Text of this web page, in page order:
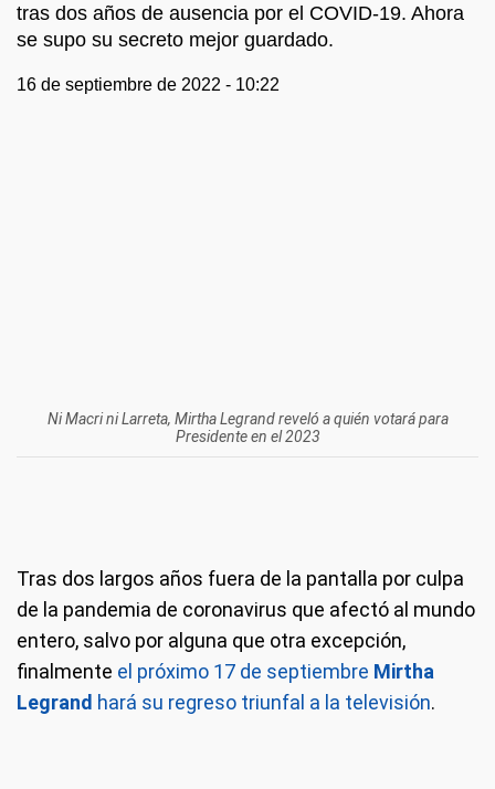
tras dos años de ausencia por el COVID-19. Ahora
se supo su secreto mejor guardado.
16 de septiembre de 2022 - 10:22
Ni Macri ni Larreta, Mirtha Legrand reveló a quién votará para
Presidente en el 2023
Tras dos largos años fuera de la pantalla por culpa
de la pandemia de coronavirus que afectó al mundo
entero, salvo por alguna que otra excepción,
finalmente el próximo 17 de septiembre Mirtha
Legrand hará su regreso triunfal a la televisión.